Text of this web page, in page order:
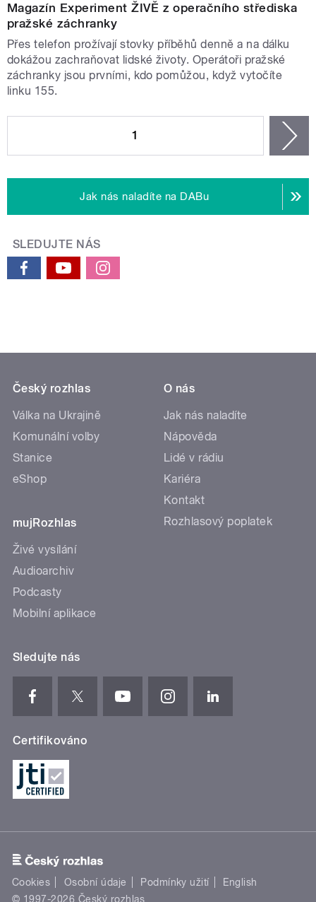
Magazín Experiment ŽIVĚ z operačního střediska
pražské záchranky
Přes telefon prožívají stovky příběhů denně a na dálku
dokážou zachraňovat lidské životy. Operátoři pražské
záchranky jsou prvními, kdo pomůžou, když vytočíte
linku 155.
1
Jak nás naladíte na DABu
SLEDUJTE NÁS
Český rozhlas
Válka na Ukrajině
Komunální volby
Stanice
eShop
mujRozhlas
Živé vysílání
Audioarchiv
Podcasty
Mobilní aplikace
O nás
Jak nás naladíte
Nápověda
Lidé v rádiu
Kariéra
Kontakt
Rozhlasový poplatek
Sledujte nás
Certifikováno
Cookies Osobní údaje Podmínky užití
English
© 1997-2026 Český rozhlas